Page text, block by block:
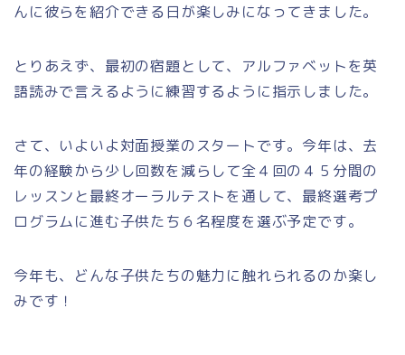
んに彼らを紹介できる日が楽しみになってきました。
とりあえず、最初の宿題として、アルファベットを英
語読みで言えるように練習するように指示しました。
さて、いよいよ対面授業のスタートです。今年は、去
年の経験から少し回数を減らして全４回の４５分間の
レッスンと最終オーラルテストを通して、最終選考プ
ログラムに進む子供たち６名程度を選ぶ予定です。
今年も、どんな子供たちの魅力に触れられるのか楽し
みです！